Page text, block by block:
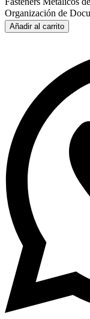
Organización de
Añadir al carrito